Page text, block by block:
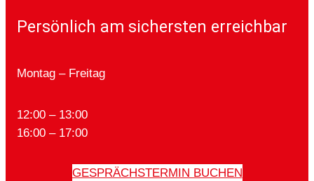
Persönlich am sichersten erreichbar
Montag – Freitag
12:00 – 13:00
16:00 – 17:00
GESPRÄCHSTERMIN BUCHEN